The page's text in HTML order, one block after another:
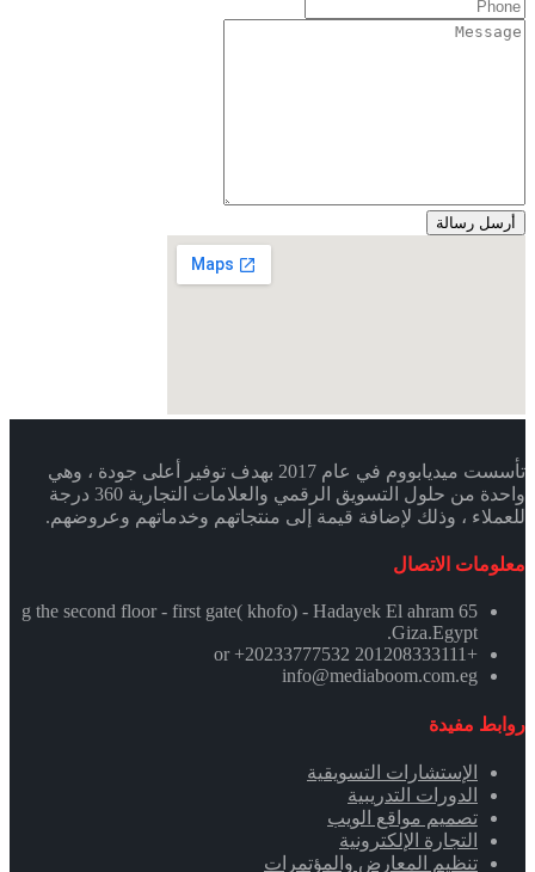
أرسل رسالة
تأسست ميديابووم في عام 2017 بهدف توفير أعلى جودة ، وهي
واحدة من حلول التسويق الرقمي والعلامات التجارية 360 درجة
للعملاء ، وذلك لإضافة قيمة إلى منتجاتهم وخدماتهم وعروضهم.
معلومات الاتصال
65 g the second floor - first gate( khofo) - Hadayek El ahram
.Giza.Egypt
+201208333111 or +20233777532
info@mediaboom.com.eg
روابط مفيدة
الإستشارات التسويقية
الدورات التدريبية
تصميم مواقع الويب
التجارة الإلكترونية
تنظيم المعارض والمؤتمرات